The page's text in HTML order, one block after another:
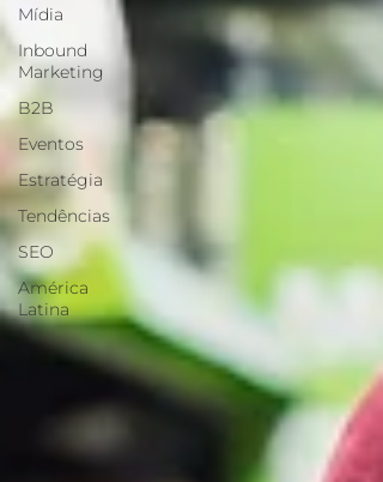
Mídia
Inbound
Marketing
B2B
Eventos
Estratégia
Tendências
SEO
América
Latina